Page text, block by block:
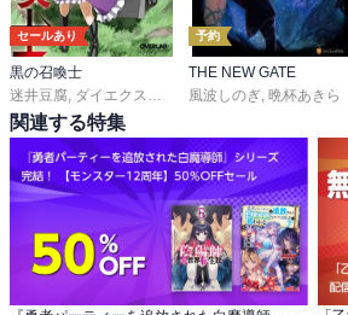
セールあり
黒の召喚士
迷井豆腐 ダイエクスト 黒銀（DIGS）
予約
THE NEW GATE
風波しのぎ 晩杯あきら
関連する特集